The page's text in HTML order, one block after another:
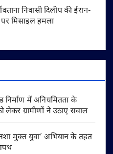
निवासी दिलीप की ईरान-
मिसाइल हमला
निर्माण में अनियमितता के
लेकर ग्रामीणों ने उठाए सवाल
मुक्त युवा’ अभियान के तहत